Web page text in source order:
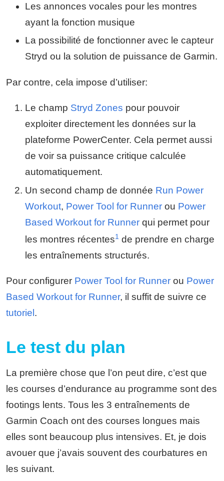
Les annonces vocales pour les montres
ayant la fonction musique
La possibilité de fonctionner avec le capteur
Stryd ou la solution de puissance de Garmin.
Par contre, cela impose d’utiliser:
Le champ Stryd Zones pour pouvoir
exploiter directement les données sur la
plateforme PowerCenter. Cela permet aussi
de voir sa puissance critique calculée
automatiquement.
Un second champ de donnée Run Power
Workout, Power Tool for Runner ou Power
Based Workout for Runner qui permet pour
les montres récentes1 de prendre en charge
les entraînements structurés.
Pour configurer Power Tool for Runner ou Power
Based Workout for Runner, il suffit de suivre ce
tutoriel .
Le test du plan
La première chose que l’on peut dire, c’est que
les courses d’endurance au programme sont des
footings lents. Tous les 3 entraînements de
Garmin Coach ont des courses longues mais
elles sont beaucoup plus intensives. Et, je dois
avouer que j’avais souvent des courbatures en
les suivant.